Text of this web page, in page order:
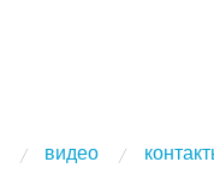
видео